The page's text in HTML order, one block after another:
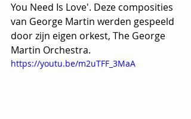
You Need Is Love'. Deze composities
van George Martin werden gespeeld
door zijn eigen orkest, The George
Martin Orchestra.
https://youtu.be/m2uTFF_3MaA